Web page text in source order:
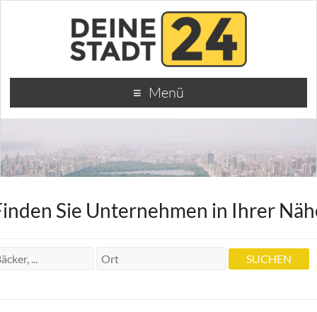
Menü
Sie Unternehmen in Ihrer